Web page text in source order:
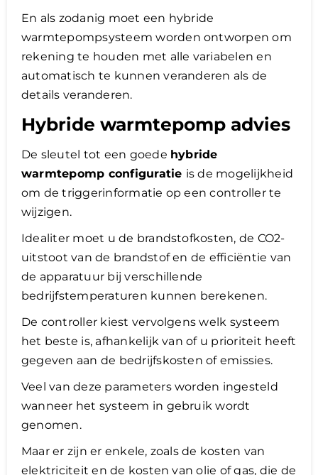
En als zodanig moet een hybride
warmtepompsysteem worden ontworpen om
rekening te houden met alle variabelen en
automatisch te kunnen veranderen als de
details veranderen.
Hybride warmtepomp advies
De sleutel tot een goede hybride
warmtepomp configuratie is de mogelijkheid
om de triggerinformatie op een controller te
wijzigen.
Idealiter moet u de brandstofkosten, de CO2-
uitstoot van de brandstof en de efficiëntie van
de apparatuur bij verschillende
bedrijfstemperaturen kunnen berekenen.
De controller kiest vervolgens welk systeem
het beste is, afhankelijk van of u prioriteit heeft
gegeven aan de bedrijfskosten of emissies.
Veel van deze parameters worden ingesteld
wanneer het systeem in gebruik wordt
genomen.
Maar er zijn er enkele, zoals de kosten van
elektriciteit en de kosten van olie of gas, die de